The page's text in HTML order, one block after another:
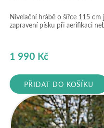
Nivelační hrábě o šířce 115
zapravení písku při aerifikaci
1 990 Kč
PŘIDAT DO KOŠÍKU